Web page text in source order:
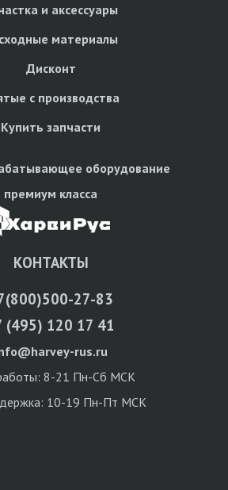
и аксессуары
материалы
Дисконт
с производства
Купить запчасти
оборудование
премиум класса
КОНТАКТЫ
27-83
(495) 120 17 41
rus.ru
8-21 Пн-Сб МСК
10-19 Пн-Пт МСК